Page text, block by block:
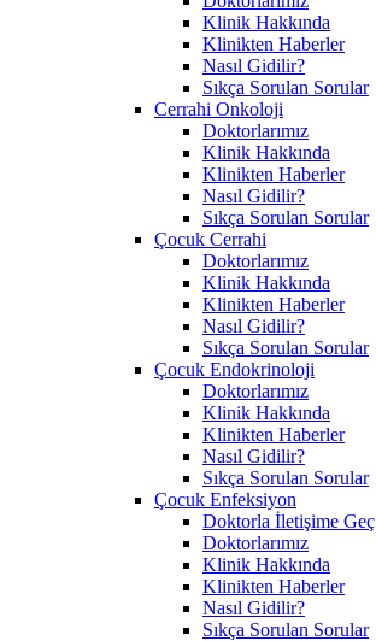
Klinik Hakkında
Klinikten Haberler
Nasıl Gidilir?
Sıkça Sorulan Sorular
Cerrahi Onkoloji
Doktorlarımız
Klinik Hakkında
Klinikten Haberler
Nasıl Gidilir?
Sıkça Sorulan Sorular
Çocuk Cerrahi
Doktorlarımız
Klinik Hakkında
Klinikten Haberler
Nasıl Gidilir?
Sıkça Sorulan Sorular
Çocuk Endokrinoloji
Doktorlarımız
Klinik Hakkında
Klinikten Haberler
Nasıl Gidilir?
Sıkça Sorulan Sorular
Çocuk Enfeksiyon
Doktorla İletişime Geç
Doktorlarımız
Klinik Hakkında
Klinikten Haberler
Nasıl Gidilir?
Sıkça Sorulan Sorular